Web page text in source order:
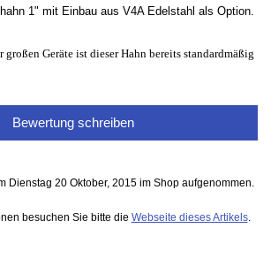
1" mit Einbau aus V4A Edelstahl als Option.
großen Geräte ist dieser Hahn bereits standardmäßig
Bewertung schreiben
Dienstag 20 Oktober, 2015 im Shop aufgenommen.
besuchen Sie bitte die Webseite dieses Artikels.